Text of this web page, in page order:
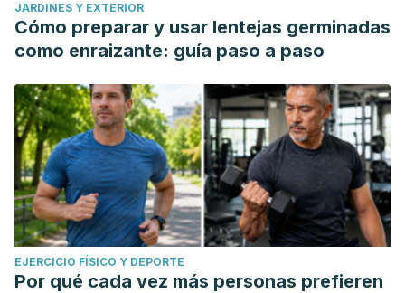
2002 Oct;56(8):365-79.
Tanideh, R., Delavari, S., Farshad, O., Irajie, C., Javad Yavari
Barhaghtalab, M., Koohpeyma, F., ... & Iraji, A. Effect of
flaxseed oil on biochemical parameters, hormonal indexes
and stereological changes in ovariectomized rats.
Veterinary Medicine and Science. 2021; 7(2): 521-533.
Ybañez-Julca RO, Asunción-Alvarez D, Palacios J,
Nwokocha CR. Maca extracts and estrogen replacement
therapy in ovariectomized rats exposed at high altitude.
Reprod Med Biol. 2020 Nov 11;20(1):88-95.
JARDINES Y EXTERIOR
Cómo preparar y usar lentejas germinadas
como enraizante: guía paso a paso
EJERCICIO FÍSICO Y DEPORTE
Por qué cada vez más personas prefieren